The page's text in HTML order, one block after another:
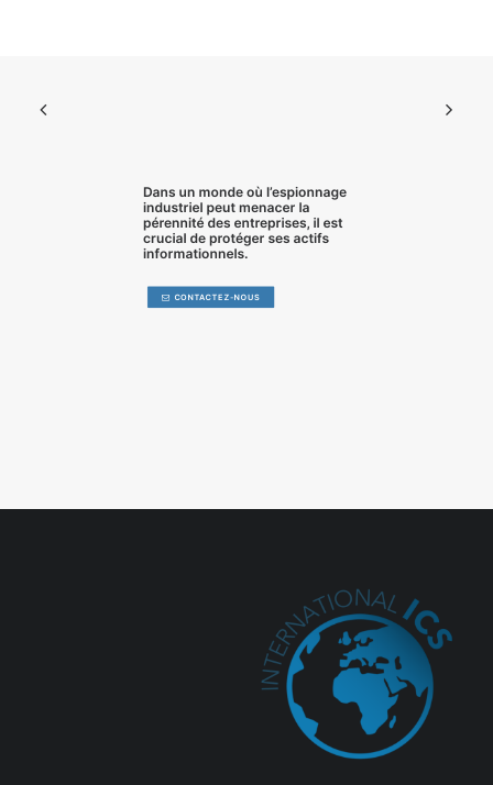
Dans un monde où l’espionnage
industriel peut menacer la
pérennité des entreprises, il est
crucial de protéger ses actifs
informationnels.
CONTACTEZ-NOUS